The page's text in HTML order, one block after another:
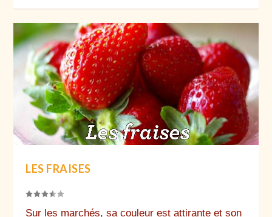
LES FRAISES
Sur les marchés, sa couleur est attirante et son